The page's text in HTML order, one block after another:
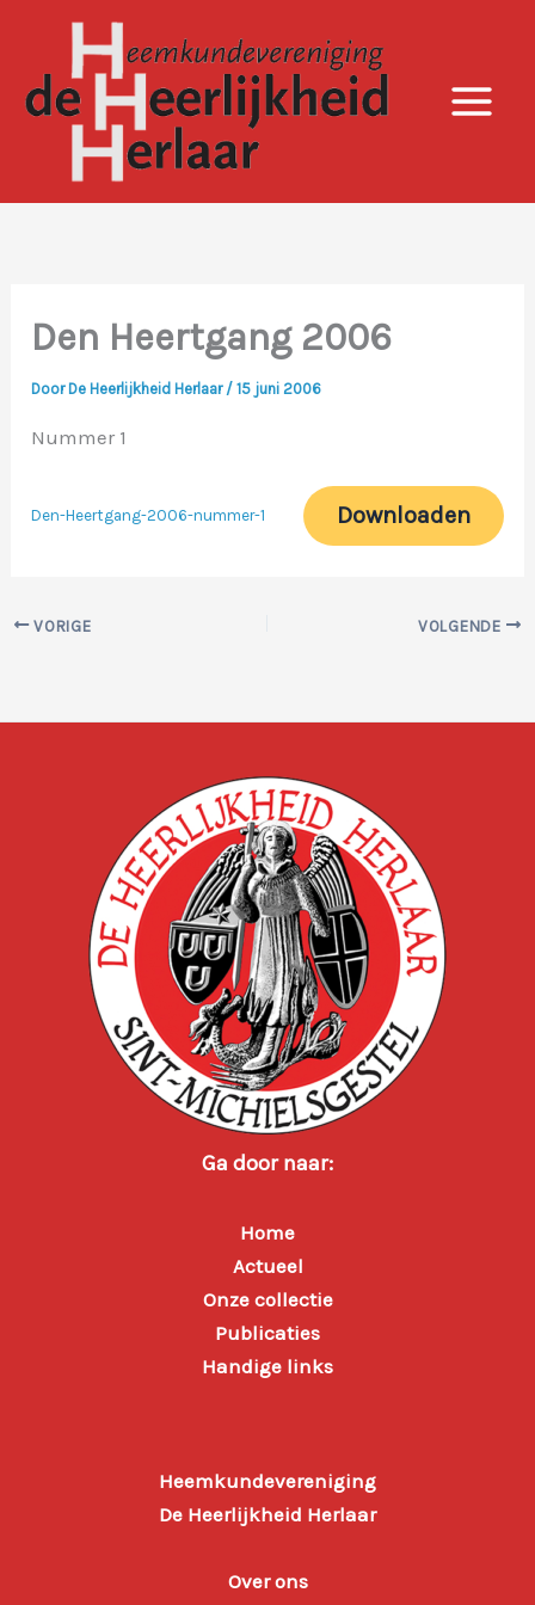
inhoud
Den Heertgang 2006
Door De Heerlijkheid Herlaar /15 juni 2006
Nummer 1
Den-Heertgang-2006-nummer-1 Downloaden
VORIGE VOLGENDE
Ga door naar:
Home
Actueel
Onze collectie
Publicaties
Handige links
Heemkundevereniging
De Heerlijkheid Herlaar
Over ons